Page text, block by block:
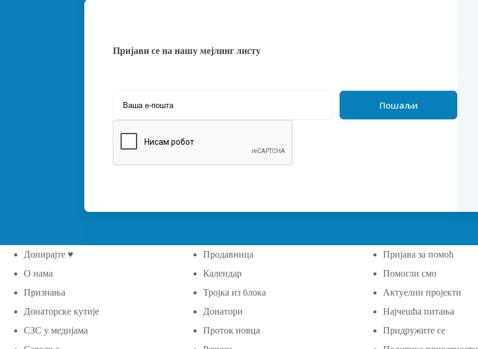
Пријави се на нашу мејлинг листу
Донирајте ♥
О нама
Признања
Донаторске кутије
СЗС у медијама
Продавница
Календар
Тројка из блока
Донатори
Проток новца
Пријава за помоћ
Помогли смо
Актуелни пројекти
Најчешћа питања
Придружите се